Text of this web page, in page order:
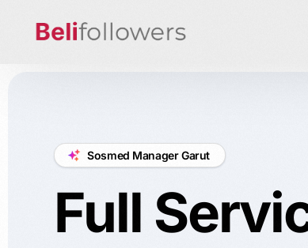
Sosmed Manager Garut
Full